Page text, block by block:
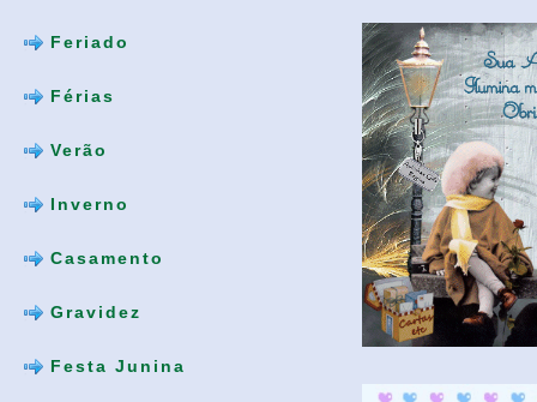
Feriado
Férias
Verão
Inverno
Casamento
Gravidez
Festa Junina